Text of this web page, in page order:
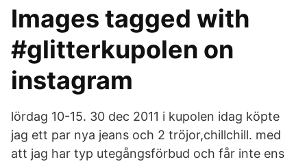
Images tagged with
#glitterkupolen on
instagram
lördag 10-15. 30 dec 2011 i kupolen idag köpte
jag ett par nya jeans och 2 tröjor,chillchill. med
att jag har typ utegångsförbud och får inte ens